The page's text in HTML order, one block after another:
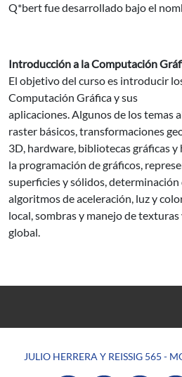
Q*bert fue desarrollado bajo el
Introducción a la Computación
El objetivo del curso es introducir
Computación Gráfica y sus
aplicaciones. Algunos de los temas
raster básicos, transformaciones
3D, hardware, bibliotecas gráficas
la programación de gráficos,
superficies y sólidos,
algoritmos de aceleración, luz y
local, sombras y manejo de
global.
JULIO HERRERA Y REISSIG 565 -